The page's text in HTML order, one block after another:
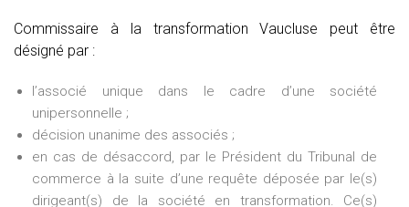
Commissaire à la transformation Vaucluse peut être
désigné par :
l’associé unique dans le cadre d’une société
unipersonnelle ;
décision unanime des associés ;
en cas de désaccord, par le Président du Tribunal de
commerce à la suite d’une requête déposée par le(s)
dirigeant(s) de la société en transformation. Ce(s)